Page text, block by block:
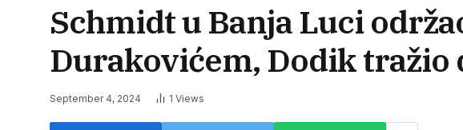
Schmidt u Banja Luci
Durakovićem, Dodik tražio
September 4, 2024 1 Views